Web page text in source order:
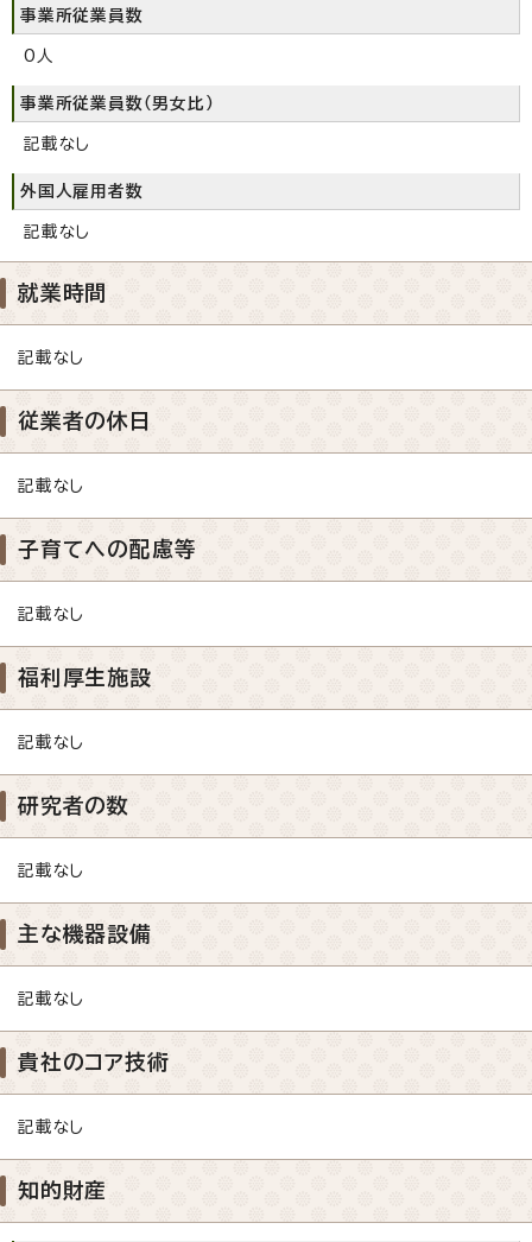
事業所従業員数
0人
事業所従業員数（男女比）
記載なし
外国人雇用者数
記載なし
就業時間
記載なし
従業者の休日
記載なし
子育てへの配慮等
記載なし
福利厚生施設
記載なし
研究者の数
記載なし
主な機器設備
記載なし
貴社のコア技術
記載なし
知的財産